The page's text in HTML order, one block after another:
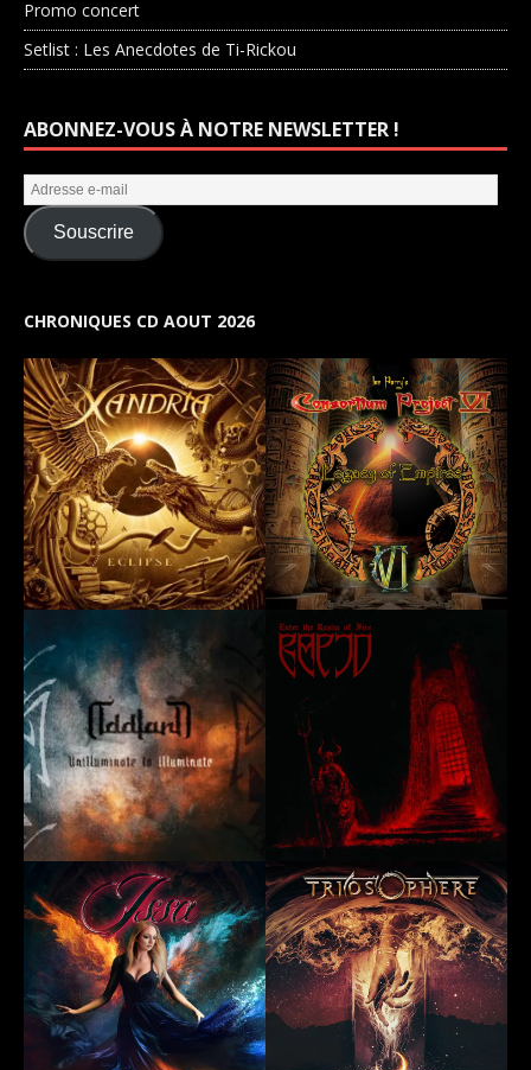
Promo concert
Setlist : Les Anecdotes de Ti-Rickou
ABONNEZ-VOUS À NOTRE NEWSLETTER !
Souscrire
CHRONIQUES CD AOUT 2026